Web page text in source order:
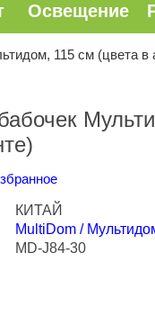
Освещение
115 см (цвета в
КИТАЙ
MultiDom /
MD-J84-30